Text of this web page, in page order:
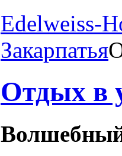
Edelweiss-
Закарпатья
Отдых в